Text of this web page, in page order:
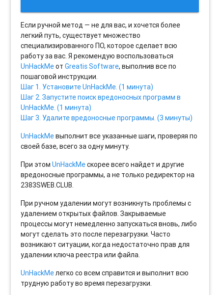
Если ручной метод — не для вас, и хочется более
легкий путь, существует множество
специализированного ПО, которое сделает всю
работу за вас. Я рекомендую воспользоваться
UnHackMeотGreatis Software, выполнив все по
пошаговой инструкции.
Шаг 1. Установите UnHackMe. (1 минута)
Шаг 2. Запустите поиск вредоносных программ в
UnHackMe. (1 минута)
Шаг 3. Удалите вредоносные программы. (3 минуты)
UnHackMeвыполнит все указанные шаги, проверяя по
своей базе, всего за одну минуту.
При этомUnHackMeскорее всего найдет и другие
вредоносные программы, а не только редиректор на
2383SWEB.CLUB.
При ручном удалении могут возникнуть проблемы с
удалением открытых файлов. Закрываемые
процессы могут немедленно запускаться вновь, либо
могут сделать это после перезагрузки. Часто
возникают ситуации, когда недостаточно прав для
удалении ключа реестра или файла.
UnHackMeлегко со всем справится и выполнит всю
трудную работу во время перезагрузки.